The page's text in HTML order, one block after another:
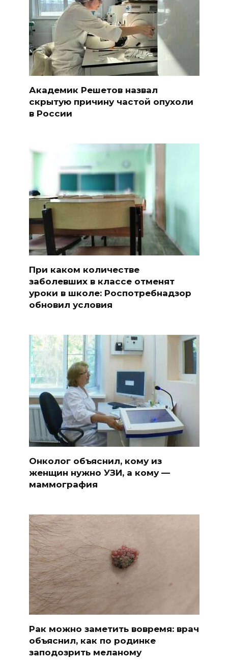
Академик Решетов назвал
скрытую причину частой опухоли
в России
При каком количестве
заболевших в классе отменят
уроки в школе: Роспотребнадзор
обновил условия
Онколог объяснил, кому из
женщин нужно УЗИ, а кому —
маммография
Рак можно заметить вовремя: врач
объяснил, как по родинке
заподозрить меланому